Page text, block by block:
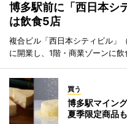
博多駅前に「西日本シ
は飲食5店
複合ビル「西日本シティビル」
に開業し、1階・商業ゾーンに飲
買う
博多駅マイン
夏季限定商品も